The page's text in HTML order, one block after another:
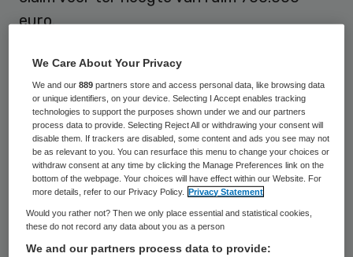
euro.
“De zorgmedewerkers hebben ondanks de
financiële chaos bij Meavita altijd gewoon
doorgewerkt. Dankzij hen was de zorg
goed. Nu is het tijd om af te rekenen. Het is
belangrijk dat de schade die zij opliepen
door het faillissement in 2009 hersteld
wordt”, aldus FNV-bestuurder Gijs van Dijk.
Meavita ging ten onder aan wanbeleid van
We Care About Your Privacy
We and our889 partners store and access personal data, like browsing data
or unique identifiers, on your device. Selecting I Accept enables tracking
technologies to support the purposes shown under we and our partners
process data to provide. Selecting Reject All or withdrawing your consent will
disable them. If trackers are disabled, some content and ads you see may not
be as relevant to you. You can resurface this menu to change your choices or
withdraw consent at any time by clicking the Manage Preferences link on the
bottom of the webpage. Your choices will have effect within our Website. For
more details, refer to our Privacy Policy.
Privacy Statement
Would you rather not? Then we only place essential and statistical cookies,
these do not record any data about you as a person
We and our partners process data to provide: